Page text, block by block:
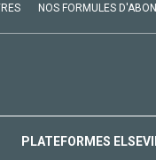
NOS FORMULES
PLATEFORMES